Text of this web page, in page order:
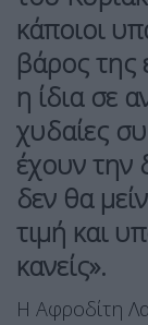
κάποιοι
βάρος
η ίδια σε
χυδαίες
έχουν την
δεν θα
τιμή και
κανείς».
Η Αφροδίτη